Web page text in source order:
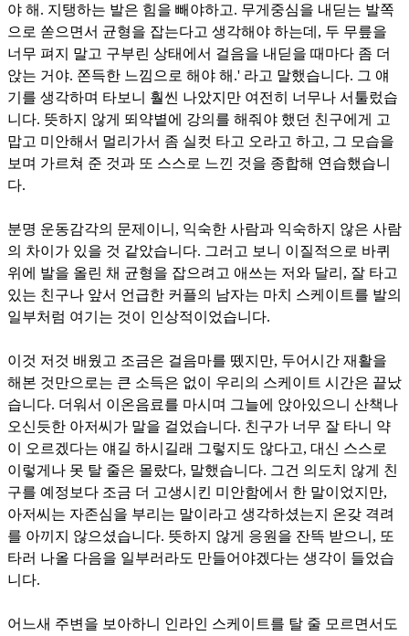
야 해. 지탱하는 발은 힘을 빼야하고. 무게중심을 내딛는 발쪽
으로 쏟으면서 균형을 잡는다고 생각해야 하는데, 두 무릎을
너무 펴지 말고 구부린 상태에서 걸음을 내딛을 때마다 좀 더
앉는 거야. 쫀득한 느낌으로 해야 해.' 라고 말했습니다. 그 얘
기를 생각하며 타보니 훨씬 나았지만 여전히 너무나 서툴렀습
니다. 뜻하지 않게 뙤약볕에 강의를 해줘야 했던 친구에게 고
맙고 미안해서 멀리가서 좀 실컷 타고 오라고 하고, 그 모습을
보며 가르쳐 준 것과 또 스스로 느낀 것을 종합해 연습했습니
다.
분명 운동감각의 문제이니, 익숙한 사람과 익숙하지 않은 사람
의 차이가 있을 것 같았습니다. 그러고 보니 이질적으로 바퀴
위에 발을 올린 채 균형을 잡으려고 애쓰는 저와 달리, 잘 타고
있는 친구나 앞서 언급한 커플의 남자는 마치 스케이트를 발의
일부처럼 여기는 것이 인상적이었습니다.
이것 저것 배웠고 조금은 걸음마를 뗐지만, 두어시간 재활을
해본 것만으로는 큰 소득은 없이 우리의 스케이트 시간은 끝났
습니다. 더워서 이온음료를 마시며 그늘에 앉아있으니 산책나
오신듯한 아저씨가 말을 걸었습니다. 친구가 너무 잘 타니 약
이 오르겠다는 얘길 하시길래 그렇지도 않다고, 대신 스스로
이렇게나 못 탈 줄은 몰랐다, 말했습니다. 그건 의도치 않게 친
구를 예정보다 조금 더 고생시킨 미안함에서 한 말이었지만,
아저씨는 자존심을 부리는 말이라고 생각하셨는지 온갖 격려
를 아끼지 않으셨습니다. 뜻하지 않게 응원을 잔뜩 받으니, 또
타러 나올 다음을 일부러라도 만들어야겠다는 생각이 들었습
니다.
어느새 주변을 보아하니 인라인 스케이트를 탈 줄 모르면서도